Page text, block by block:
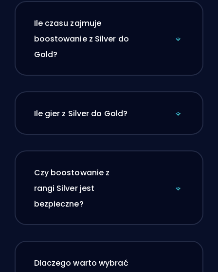
Ile czasu zajmuje
boostowanie z Silver do
Gold?
Ile gier z Silver do Gold?
Czy boostowanie z
rangi Silver jest
bezpieczne?
Dlaczego warto wybrać